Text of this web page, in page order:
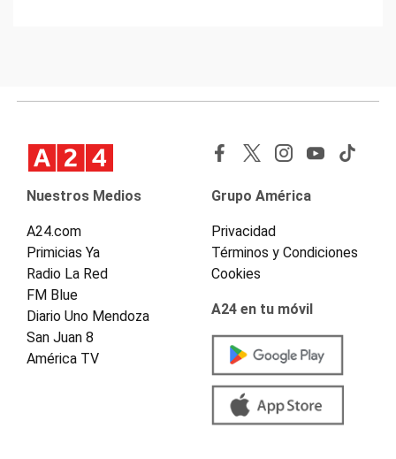
Nuestros Medios
A24.com
Primicias Ya
Radio La Red
FM Blue
Diario Uno Mendoza
San Juan 8
América TV
Grupo América
Privacidad
Términos y Condiciones
Cookies
A24 en tu móvil